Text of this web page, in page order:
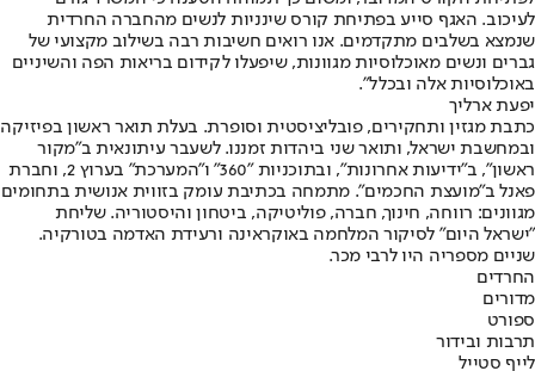
לעיכוב. האגף סייע בפתיחת קורס שינניות לנשים מהחברה החרדית
שנמצא בשלבים מתקדמים. אנו רואים חשיבות רבה בשילוב מקצועי של
גברים ונשים מאוכלוסיות מגוונות, שיפעלו לקידום בריאות הפה והשיניים
באוכלוסיות אלה ובכלל".
יפעת ארליך
כתבת מגזין ותחקירים, פובליציסטית וסופרת. בעלת תואר ראשון בפיזיקה
ובמחשבת ישראל, ותואר שני ביהדות זמננו. לשעבר עיתונאית ב"מקור
ראשון", ב"ידיעות אחרונות", ובתוכניות "360" ו"המערכת" בערוץ 2, וחברת
פאנל ב"מועצת החכמים". מתמחה בכתיבת עומק בזווית אנושית בתחומים
מגוונים: רווחה, חינוך, חברה, פוליטיקה, ביטחון והיסטוריה. שליחת
"ישראל היום" לסיקור המלחמה באוקראינה ורעידת האדמה בטורקיה.
שניים מספריה היו לרבי מכר.
החרדים
מדורים
ספורט
תרבות ובידור
לייף סטייל